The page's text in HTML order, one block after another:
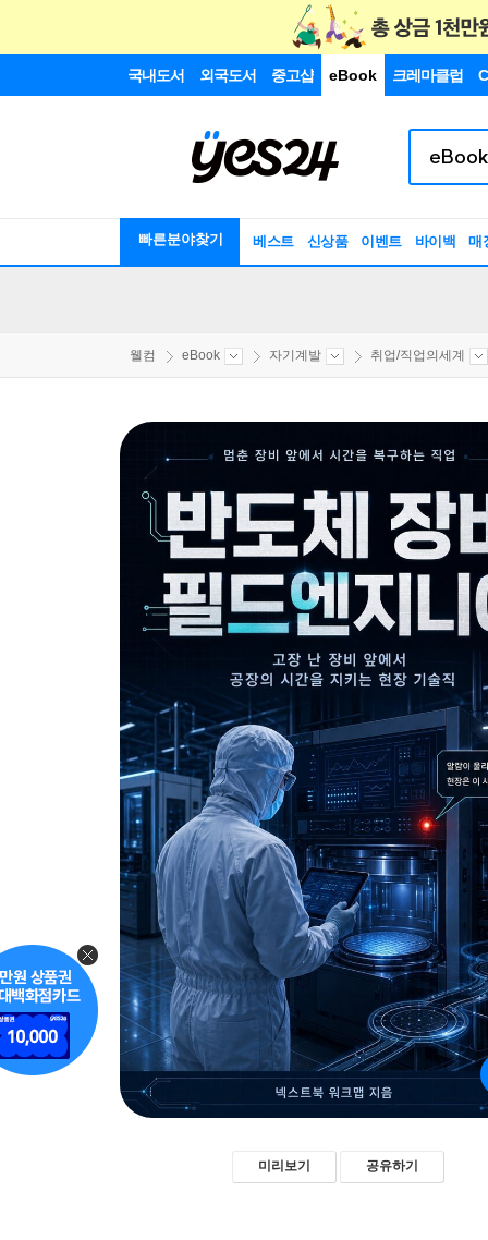
국내도서 외국도서 중고샵 eBook 크레마클럽
빠른분야찾기 베스트 신상품 이벤트 바이백 매
웰컴 eBook 자기계발 취업/직업의세계
미리보기 공유하기